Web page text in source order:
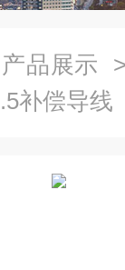
产品展示
补偿导线